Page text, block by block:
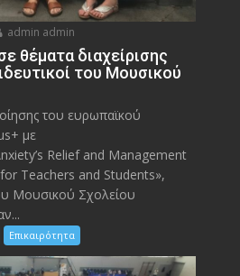
admin admin
θέματα διαχείρισης
του Μουσικού
του ευρωπαϊκού
με
Relief and Management
Teachers and Students»,
Μουσικού Σχολείου
Επικαιρότητα